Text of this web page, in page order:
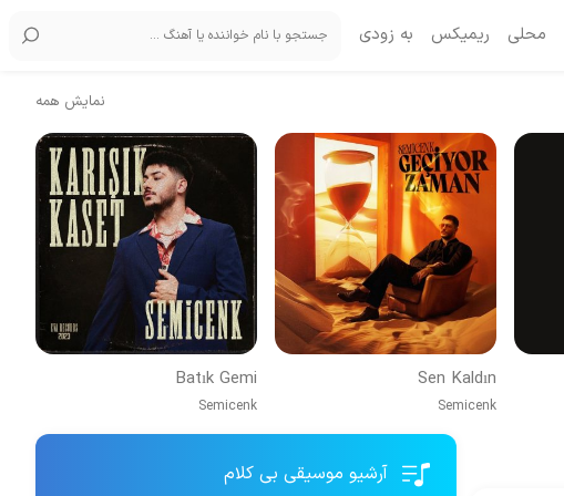
محلی ریمیکس به زودی
نمایش همه
Sen Kaldın
Semicenk
Batık Gemi
Semicenk
آرشیو موسیقی بی کلام